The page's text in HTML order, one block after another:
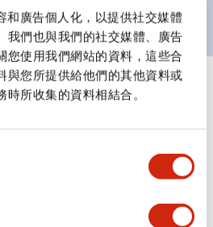
和廣告個人化，以提供社交媒體
我們也與我們的社交媒體、廣告
您使用我們網站的資料，這些合
與您所提供給他們的其他資料或
所收集的資料相結合。